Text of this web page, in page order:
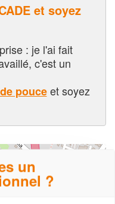
et soyez
: je l'ai fait
c'est un
pouceet soyez
un
?